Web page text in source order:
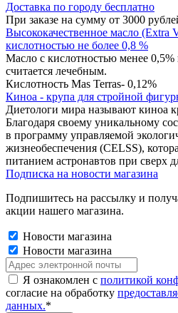
Доставка по городу бесплатно
При заказе на сумму от 3000
Высококачественное масло (Extra
кислотностью не более 0,8 %
Масло с кислотностью менее
считается лечебным.
Кислотность Mas Terras- 0,12%
Киноа - крупа для стройной
Диетологи мира называют киноа
Благодаря своему уникальному
в программу управляемой
жизнеобеспечения (CELSS),
питанием астронавтов при сверх
Подписка на новости магазина
Подпишитесь на рассылку и
акции нашего магазина.
Новости магазина
Новости магазина
Я ознакомлен с политикой
согласие на обработку
данных.*